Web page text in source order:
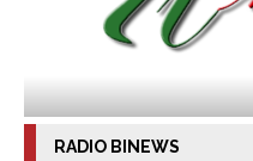
RADIO BINEWS